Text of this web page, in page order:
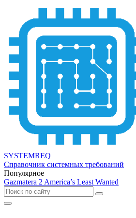
SYSTEMREQ
Справочник системных требований
Популярное
Gazmatera 2 America’s Least Wanted